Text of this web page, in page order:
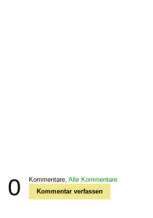
0 Kommentare, Alle Kommentare
Kommentar verfassen